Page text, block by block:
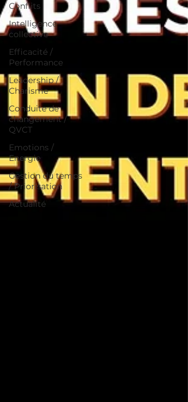
Conflits
Intelligence
collective
Efficacité /
Performance
Leadership /
Charisme
Conduite de
changement /
QVCT
Emotions /
Energie
Gestion du temps
/ Priorisation
Actualité